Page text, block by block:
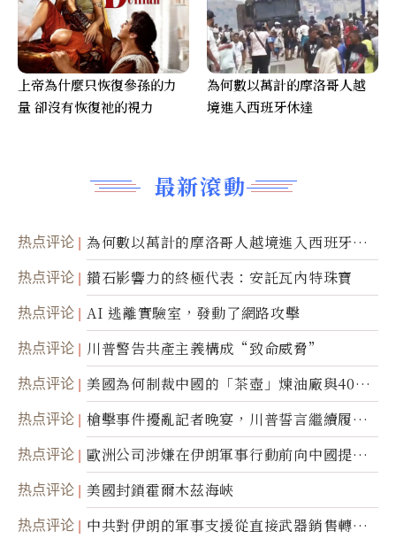
最新滾動
热点评论
為何數以萬計的摩洛哥人越境進入西班牙休
達
热点评论 鑽石影響力的終極代表：安託瓦內特珠寶
热点评论 AI 逃離實驗室，發動了網路攻擊
热点评论 川普警告共產主義構成“致命威脅”
热点评论
美國為何制裁中國的「茶壺」煉油廠與40家
航運公司
热点评论
槍擊事件擾亂記者晚宴，川普誓言繼續履行
職責
热点评论
歐洲公司涉嫌在伊朗軍事行動前向中國提供
美軍基地的衛星影像
热点评论 美國封鎖霍爾木茲海峽
热点评论
中共對伊朗的軍事支援從直接武器銷售轉向
上帝為什麼只恢復參孫的力
量 卻沒有恢復祂的視力
為何數以萬計的摩洛哥人越
境進入西班牙休達